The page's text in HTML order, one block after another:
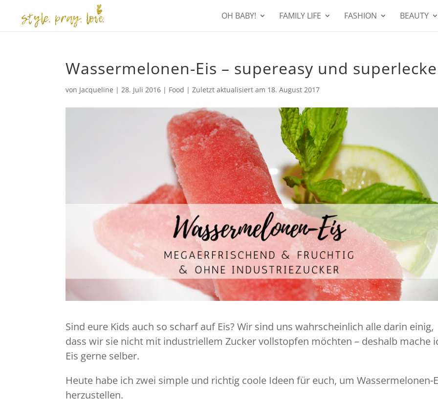
OH BABY! FAMILY LIFE FASHION BEAUTY
Wassermelonen-Eis – supereasy und
von Jacqueline |28. Juli 2016 | Food |Zuletzt aktualisiert am 18. August 2017
Sind eure Kids auch so scharf auf Eis? Wir sind uns wahrscheinlich alle darin einig,
dass wir sie nicht mit industriellem Zucker vollstopfen möchten – deshalb mache
Eis gerne selber.
Heute habe ich zwei simple und richtig coole Ideen für euch, um Wassermelonen-
herzustellen.